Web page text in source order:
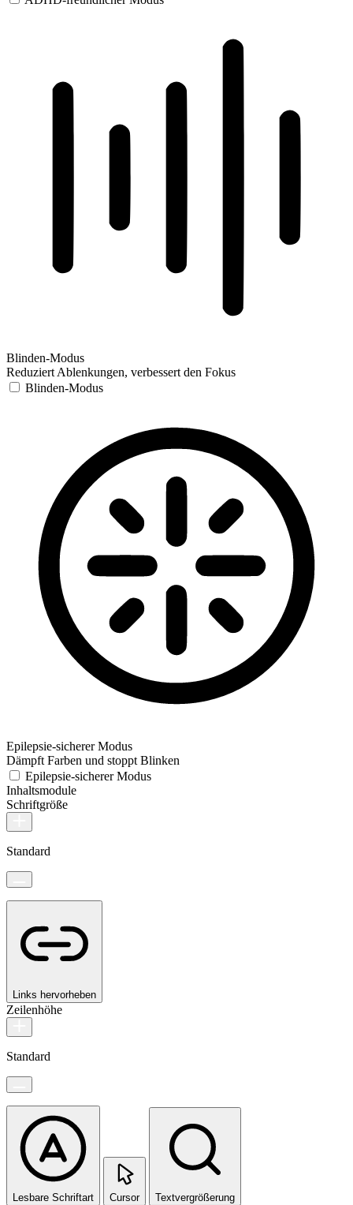
Blinden-Modus
Reduziert Ablenkungen, verbessert den Fokus
Blinden-Modus
Epilepsie-sicherer Modus
Dämpft Farben und stoppt Blinken
Epilepsie-sicherer Modus
Inhaltsmodule
Schriftgröße
Standard
Links hervorheben
Zeilenhöhe
Standard
Lesbare Schriftart Cursor Textvergrößerung